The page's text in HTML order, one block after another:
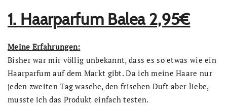
1. Haarparfum Balea 2,95€
Meine Erfahrungen:
Bisher war mir völlig unbekannt, dass es so etwas wie ein
Haarparfum auf dem Markt gibt. Da ich meine Haare nur
jeden zweiten Tag wasche, den frischen Duft aber liebe,
musste ich das Produkt einfach testen.